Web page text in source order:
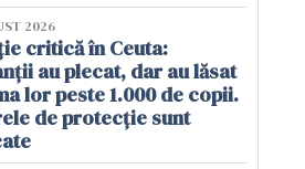
2026
critică în Ceuta:
au plecat, dar au lăsat
lor peste 1.000 de copii.
de protecție sunt